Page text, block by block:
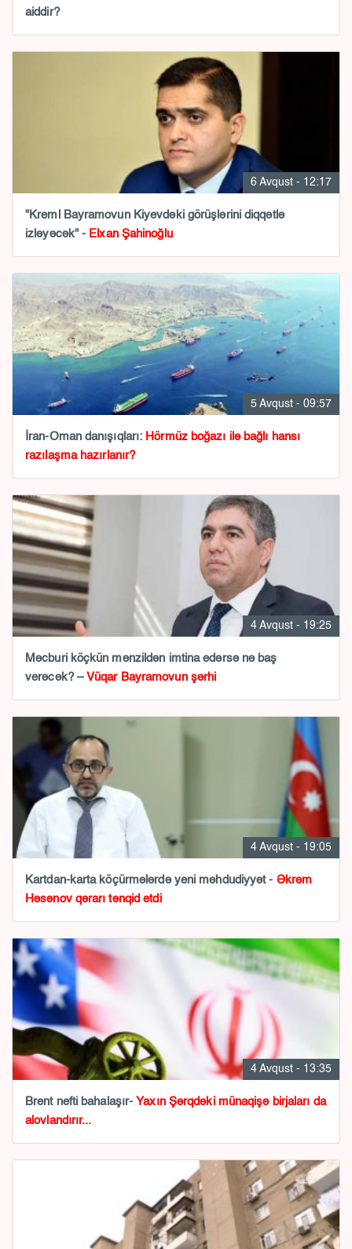
aiddir?
6 Avqust - 12:17
"Kreml Bayramovun Kiyevdəki görüşlərini diqqətlə
izləyəcək" - Elxan Şahinoğlu
5 Avqust - 09:57
İran-Oman danışıqları: Hörmüz boğazı ilə bağlı hansı
razılaşma hazırlanır?
4 Avqust - 19:25
Məcburi köçkün mənzildən imtina edərsə nə baş
verəcək? – Vüqar Bayramovun şərhi
4 Avqust - 19:05
Kartdan-karta köçürmələrdə yeni məhdudiyyət - Əkrəm
Həsənov qərarı tənqid etdi
4 Avqust - 13:35
Brent nefti bahalaşır- Yaxın Şərqdəki münaqişə birjaları da
alovlandırır...